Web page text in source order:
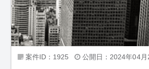
案件ID：1925 公開日：2024年04月